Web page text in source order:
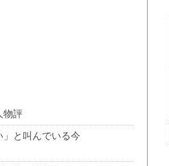
物評
と叫んでいる今